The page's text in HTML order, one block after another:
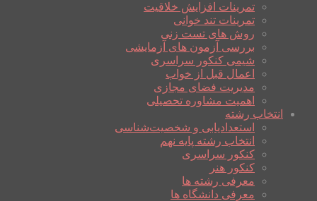
تمرینات افزایش خلاقیت
تمرینات تند خوانی
روش های تست زنی
بررسی آزمون های آزمایشی
شیمی کنکور سراسری
اعمال قبل از خواب
مدیریت فضای مجازی
اهمیت مشاوره تحصیلی
انتخاب رشته
استعدادیابی و شخصیت‌شناسی
انتخاب رشته پایه نهم
کنکور سراسری
کنکور هنر
معرفی رشته ها
معرفی دانشگاه ها